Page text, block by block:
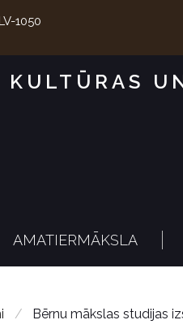
1050
KULTŪRAS
AMATIERMĀKSLA
/ Bērnu mākslas studijas